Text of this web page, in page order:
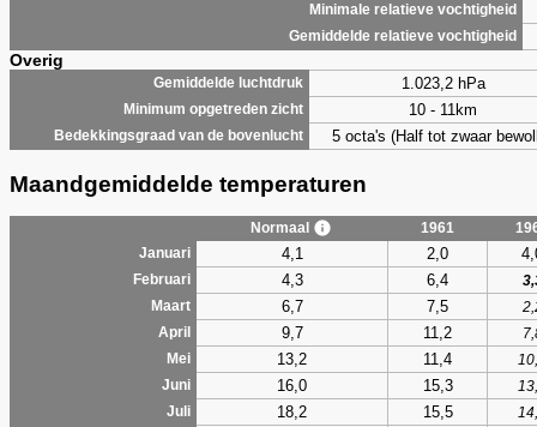
Minimale relatieve vochtigheid
Gemiddelde relatieve vochtigheid
Overig
Gemiddelde luchtdruk 1.023,2 hPa
Minimum opgetreden zicht 10 - 11km
Bedekkingsgraad van de bovenlucht 5 octa's (Half tot zwaar
Maandgemiddelde temperaturen
Normaal 1961
Januari
4,1 2,0
Februari 4,3 6,4
Maart
6,7 7,5
April
9,7 11,2
Mei
13,2 11,4
Juni
16,0 15,3
Juli
18,2 15,5